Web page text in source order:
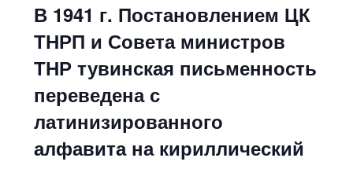
В 1941 г. Постановлением ЦК
ТНРП и Совета министров
ТНР тувинская письменность
переведена с
латинизированного
алфавита на кириллический